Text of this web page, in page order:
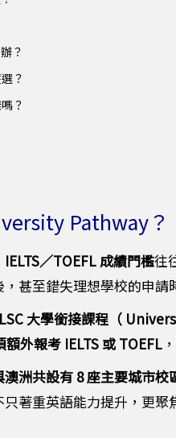
？
？
？
Pathway？
IELTS／TOEFL 成績門檻往
甚至錯失理想學校的申請
大學銜接課程（
額外報考 IELTS 或 TOEFL
洲共設有 8 座主要城市校
著重英語能力提升，更聚